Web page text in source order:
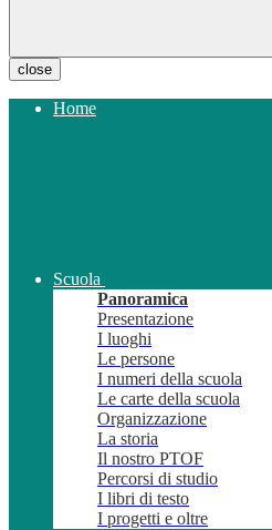
close
Home
Scuola
Panoramica
Presentazione
I luoghi
Le persone
I numeri della scuola
Le carte della scuola
Organizzazione
La storia
Il nostro PTOF
Percorsi di studio
I libri di testo
I progetti e oltre